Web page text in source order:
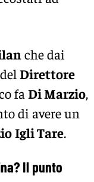
che dai
Direttore
fa Di Marzio,
di avere un
Igli Tare.
Il punto